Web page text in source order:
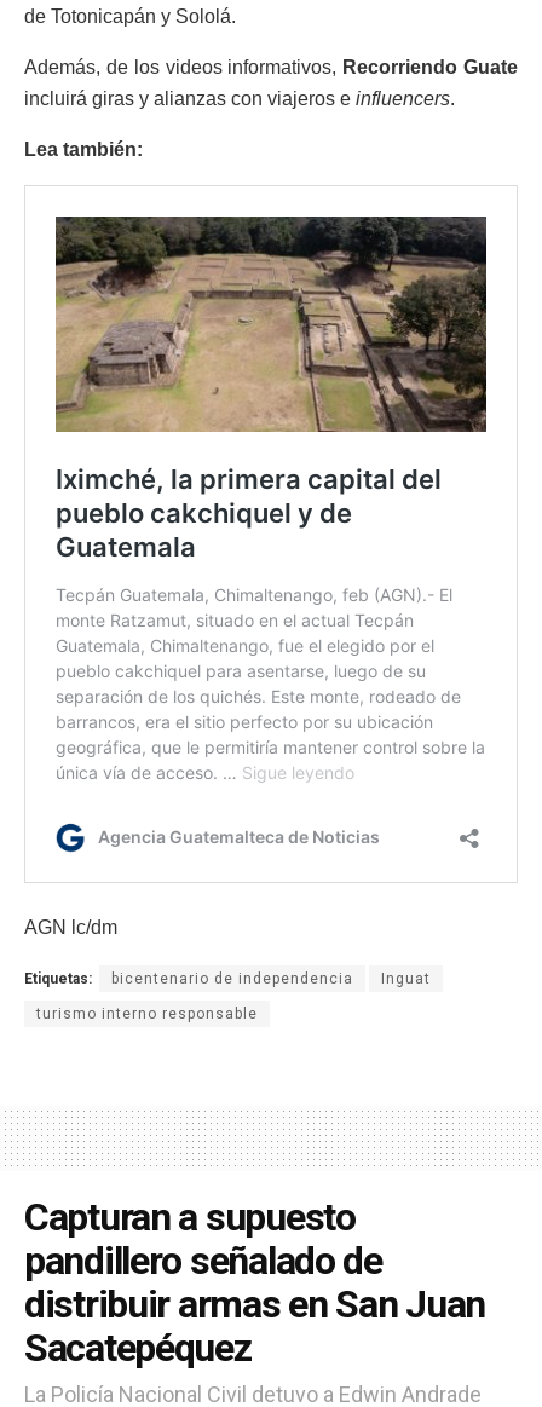
de Totonicapán y Sololá.
Además, de los videos informativos, Recorriendo Guate
incluirá giras y alianzas con viajeros e influencers.
Lea también:
AGN lc/dm
Etiquetas: bicentenario de independencia Inguat
turismo interno responsable
Capturan a supuesto
pandillero señalado de
distribuir armas en San Juan
Sacatepéquez
La Policía Nacional Civil detuvo a Edwin Andrade